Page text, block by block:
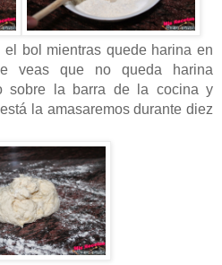
bol mientras quede harina en
veas que no queda harina
sobre la barra de la cocina y
la amasaremos durante diez